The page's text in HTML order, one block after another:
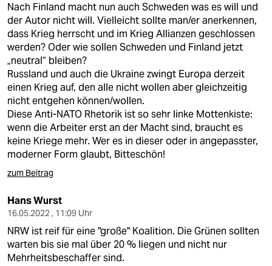
Nach Finland macht nun auch Schweden was es will und
der Autor nicht will. Vielleicht sollte man/er anerkennen,
dass Krieg herrscht und im Krieg Allianzen geschlossen
werden? Oder wie sollen Schweden und Finland jetzt
„neutral“ bleiben?
Russland und auch die Ukraine zwingt Europa derzeit
einen Krieg auf, den alle nicht wollen aber gleichzeitig
nicht entgehen können/wollen.
Diese Anti-NATO Rhetorik ist so sehr linke Mottenkiste:
wenn die Arbeiter erst an der Macht sind, braucht es
keine Kriege mehr. Wer es in dieser oder in angepasster,
moderner Form glaubt, Bitteschön!
zum Beitrag
Hans Wurst
16.05.2022 , 11:09 Uhr
NRW ist reif für eine "große" Koalition. Die Grünen sollten
warten bis sie mal über 20 % liegen und nicht nur
Mehrheitsbeschaffer sind.